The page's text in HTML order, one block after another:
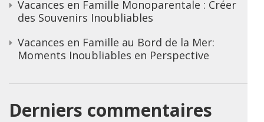
Vacances en Famille Monoparentale : Créer
des Souvenirs Inoubliables
Vacances en Famille au Bord de la Mer:
Moments Inoubliables en Perspective
Derniers commentaires